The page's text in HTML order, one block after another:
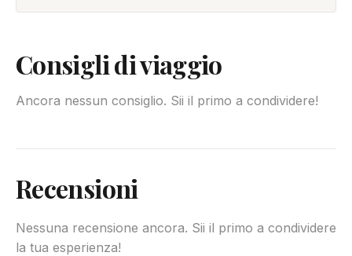
Consigli di viaggio
Ancora nessun consiglio. Sii il primo a condividere!
Recensioni
Nessuna recensione ancora. Sii il primo a condividere
la tua esperienza!